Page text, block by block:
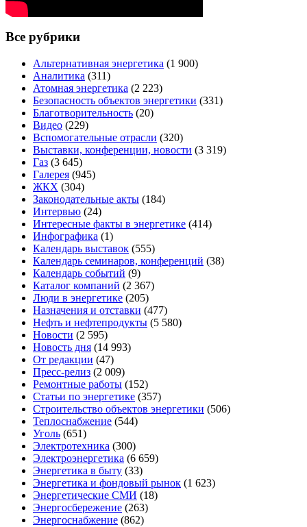
Все рубрики
Альтернативная энергетика (1 900)
Аналитика (311)
Атомная энергетика (2 223)
Безопасность объектов энергетики (331)
Благотворительность (20)
Видео (229)
Вспомогательные отрасли (320)
Выставки, конференции, новости (3 319)
Газ (3 645)
Галерея (945)
ЖКХ (304)
Законодательные акты (184)
Интервью (24)
Интересные факты в энергетике (414)
Инфографика (1)
Календарь выставок (555)
Календарь семинаров, конференций (38)
Календарь событий (9)
Каталог компаний (2 367)
Люди в энергетике (205)
Назначения и отставки (477)
Нефть и нефтепродукты (5 580)
Новости (2 595)
Новость дня (14 993)
От редакции (47)
Пресс-релиз (2 009)
Ремонтные работы (152)
Статьи по энергетике (357)
Строительство объектов энергетики (506)
Теплоснабжение (544)
Уголь (651)
Электротехника (300)
Электроэнергетика (6 659)
Энергетика в быту (33)
Энергетика и фондовый рынок (1 623)
Энергетические СМИ (18)
Энергосбережение (263)
Энергоснабжение (862)